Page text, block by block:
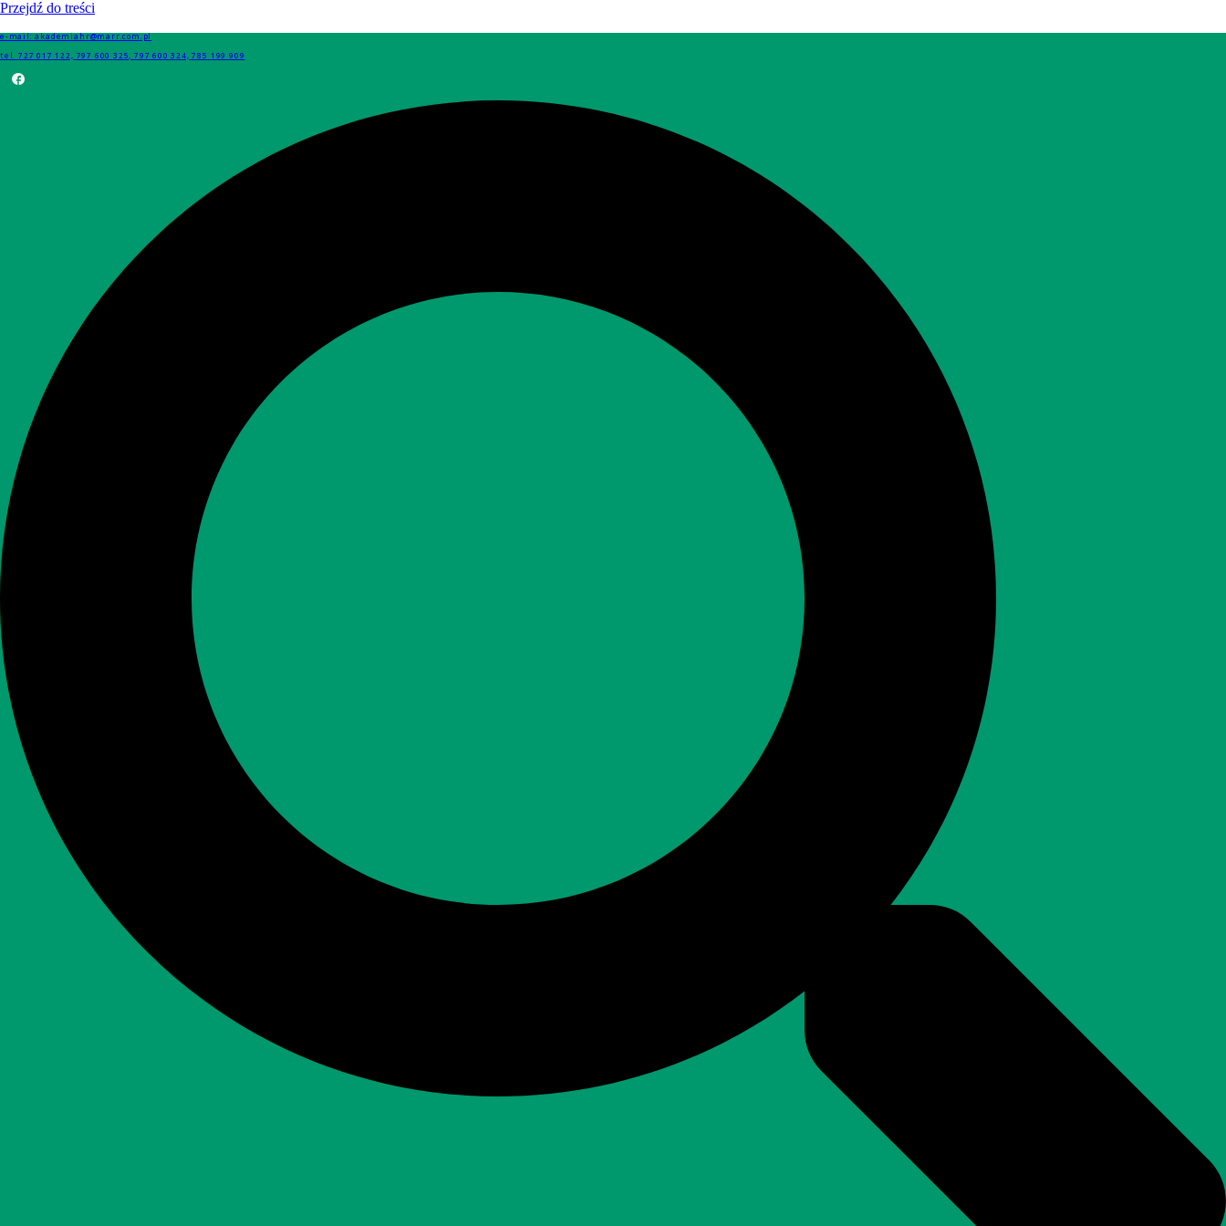
Przejdź do treści
e-mail: akademiahr@marr.com.pl
tel. 727 017 122, 797 600 325, 797 600 324, 785 199 909